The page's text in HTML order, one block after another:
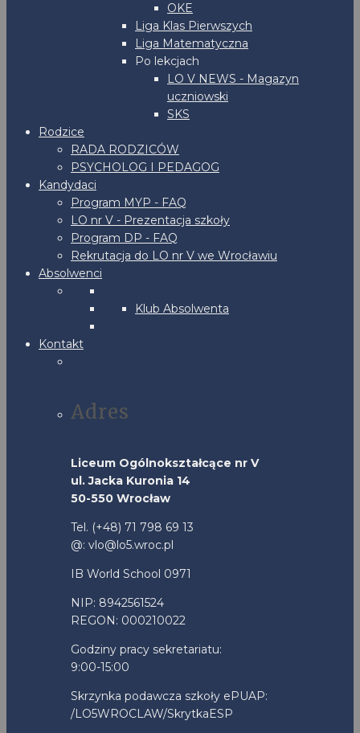
OKE
Liga Klas Pierwszych
Liga Matematyczna
Po lekcjach
LO V NEWS - Magazyn
uczniowski
SKS
Rodzice
RADA RODZICÓW
PSYCHOLOG I PEDAGOG
Kandydaci
Program MYP - FAQ
LO nr V - Prezentacja szkoły
Program DP - FAQ
Rekrutacja do LO nr V we Wrocławiu
Absolwenci
Klub Absolwenta
Kontakt
Adres
Liceum Ogólnokształcące nr V
ul. Jacka Kuronia 14
50-550 Wrocław
Tel. (+48) 71 798 69 13
@: vlo@lo5.wroc.pl
IB World School 0971
NIP: 8942561524
REGON: 000210022
Godziny pracy sekretariatu:
9:00-15:00
Skrzynka podawcza szkoły ePUAP:
/LO5WROCLAW/SkrytkaESP